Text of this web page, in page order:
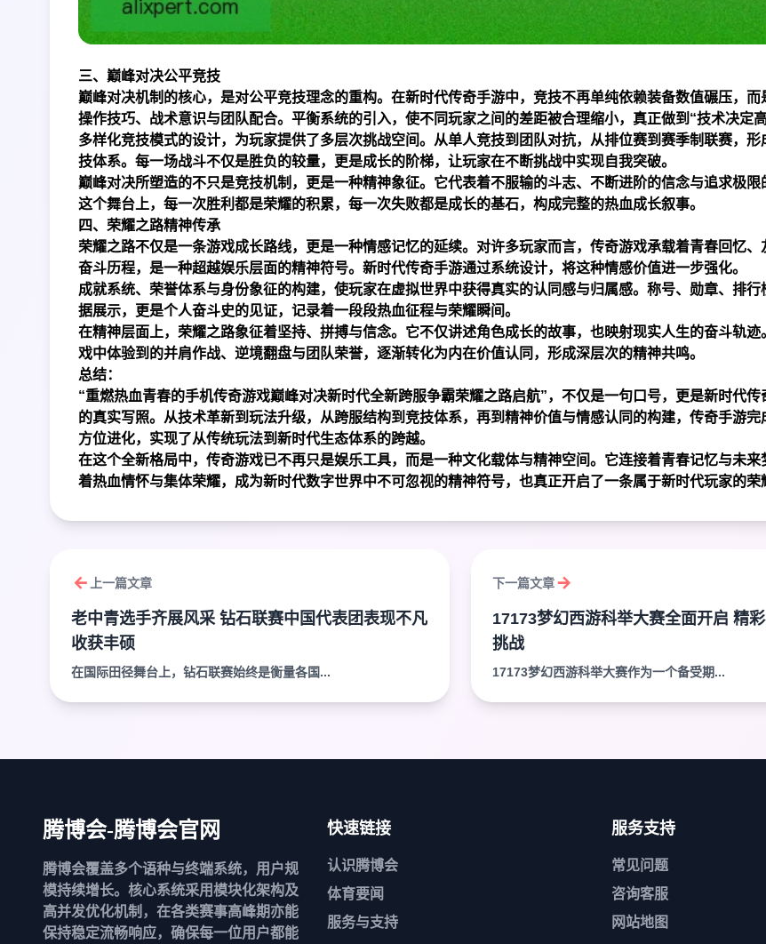
三、巅峰对决公平竞技
巅峰对决机制的核心，是对公平竞技理念的重构。在新时代传奇手游中，竞技不再单纯依赖装备数值碾压，而
操作技巧、战术意识与团队配合。平衡系统的引入，使不同玩家之间的差距被合理缩小，真正做到“技术决定高
多样化竞技模式的设计，为玩家提供了多层次挑战空间。从单人竞技到团队对抗，从排位赛到赛季制联赛，形
技体系。每一场战斗不仅是胜负的较量，更是成长的阶梯，让玩家在不断挑战中实现自我突破。
巅峰对决所塑造的不只是竞技机制，更是一种精神象征。它代表着不服输的斗志、不断进阶的信念与追求极限
这个舞台上，每一次胜利都是荣耀的积累，每一次失败都是成长的基石，构成完整的热血成长叙事。
四、荣耀之路精神传承
荣耀之路不仅是一条游戏成长路线，更是一种情感记忆的延续。对许多玩家而言，传奇游戏承载着青春回忆、
奋斗历程，是一种超越娱乐层面的精神符号。新时代传奇手游通过系统设计，将这种情感价值进一步强化。
成就系统、荣誉体系与身份象征的构建，使玩家在虚拟世界中获得真实的认同感与归属感。称号、勋章、排行
据展示，更是个人奋斗史的见证，记录着一段段热血征程与荣耀瞬间。
在精神层面上，荣耀之路象征着坚持、拼搏与信念。它不仅讲述角色成长的故事，也映射现实人生的奋斗轨迹
戏中体验到的并肩作战、逆境翻盘与团队荣誉，逐渐转化为内在价值认同，形成深层次的精神共鸣。
总结：
“重燃热血青春的手机传奇游戏巅峰对决新时代全新跨服争霸荣耀之路启航”，不仅是一句口号，更是新时代传
的真实写照。从技术革新到玩法升级，从跨服结构到竞技体系，再到精神价值与情感认同的构建，传奇手游完
方位进化，实现了从传统玩法到新时代生态体系的跨越。
在这个全新格局中，传奇游戏已不再只是娱乐工具，而是一种文化载体与精神空间。它连接着青春记忆与未来
着热血情怀与集体荣耀，成为新时代数字世界中不可忽视的精神符号，也真正开启了一条属于新时代玩家的荣
上一篇文章
老中青选手齐展风采 钻石联赛中国代表团表现不凡
收获丰硕
在国际田径舞台上，钻石联赛始终是衡量各国...
下一篇文章
17173梦幻西游科举大赛全面开启 精
挑战
17173梦幻西游科举大赛作为一个备受期...
腾博会-腾博会官网
腾博会覆盖多个语种与终端系统，用户规
模持续增长。核心系统采用模块化架构及
高并发优化机制，在各类赛事高峰期亦能
保持稳定流畅响应，确保每一位用户都能
快速链接
认识腾博会
体育要闻
服务与支持
服务支持
常见问题
咨询客服
网站地图